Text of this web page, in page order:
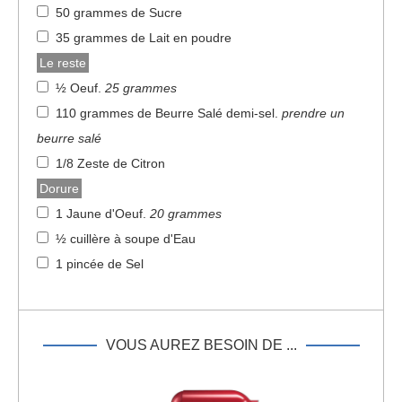
50 grammes de Sucre
35 grammes de Lait en poudre
Le reste
½ Oeuf. 25 grammes
110 grammes de Beurre Salé demi-sel. prendre un
beurre salé
1/8 Zeste de Citron
Dorure
1 Jaune d'Oeuf. 20 grammes
½ cuillère à soupe d'Eau
1 pincée de Sel
VOUS AUREZ BESOIN DE ...